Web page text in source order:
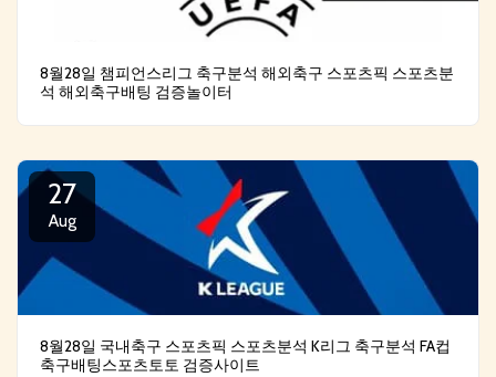
8월28일 챔피언스리그 축구분석 해외축구 스포츠픽 스포츠분
석 해외축구배팅 검증놀이터
27
Aug
8월28일 국내축구 스포츠픽 스포츠분석 K리그 축구분석 FA컵
축구배팅스포츠토토 검증사이트